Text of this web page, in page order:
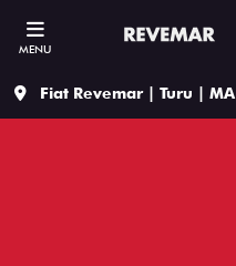
MENU
Fiat Revemar | Turu | MA